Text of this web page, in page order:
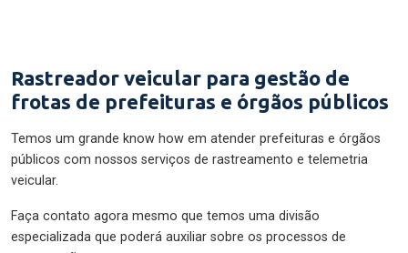
Rastreador veicular para gestão de
frotas de prefeituras e órgãos públicos
Temos um grande know how em atender prefeituras e órgãos
públicos com nossos serviços de rastreamento e telemetria
veicular.
Faça contato agora mesmo que temos uma divisão
especializada que poderá auxiliar sobre os processos de